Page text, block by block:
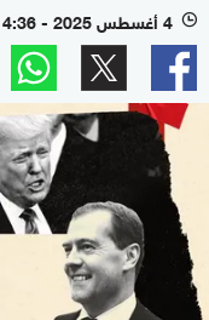
l 4 أغسطس 2025 - 14:36 بتوقيت أبوظبي